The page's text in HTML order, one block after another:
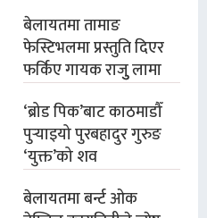
बेलायतमा तामाङ
फेस्टिभलमा प्रस्तुति दिएर
फर्किए गायक राजुु लामा
‘ब्रोड पिक’बाट काठमाडौँ
पुर्‍याइयो पुरबहादुर गुरुङ
‘युक्त’को शव
बेलायतमा बर्न्ट ओक